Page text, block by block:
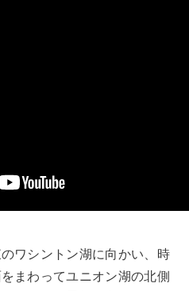
ワシントン湖に向かい、時
まわってユニオン湖の北側